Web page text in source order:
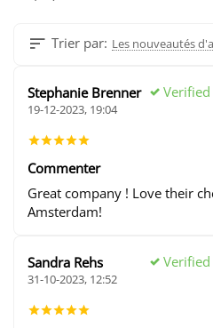
Trier par: Les nouveautés
Stephanie Brenner
19-12-2023, 19:04
Commenter
Great company ! Love their
Amsterdam!
Sandra Rehs
31-10-2023, 12:52